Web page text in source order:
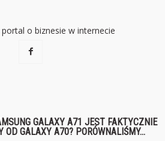
o biznesie w internecie
GALAXY A71 JEST FAKTYCZNIE
OD GALAXY A70? PORÓWNALIŚMY...